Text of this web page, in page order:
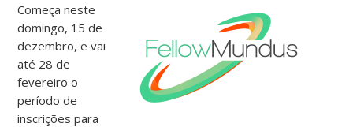
Começa neste
domingo, 15 de
dezembro, e vai
até 28 de
fevereiro o
período de
inscrições para